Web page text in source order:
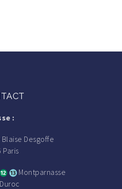
:
Desgoffe
Paris
Montparnasse